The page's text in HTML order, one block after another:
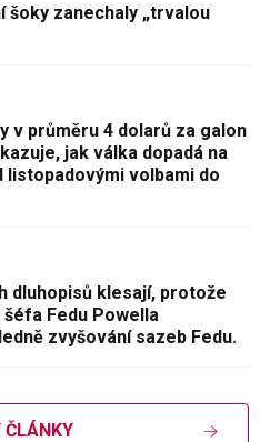
šoky zanechaly „trvalou
v průměru 4 dolarů za galon
jak válka dopadá na
volbami do
dluhopisů klesají, protože
Fedu Powella
zvyšování sazeb Fedu.
ČLÁNKY